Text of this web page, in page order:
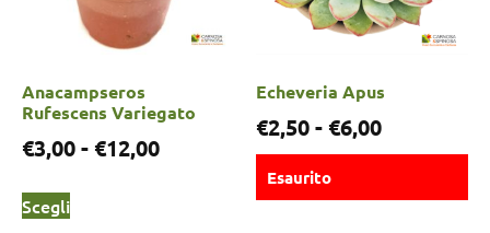
Anacampseros
Rufescens Variegato
€3,00- €12,00
Scegli
Echeveria Apus
€2,50- €6,00
Esaurito